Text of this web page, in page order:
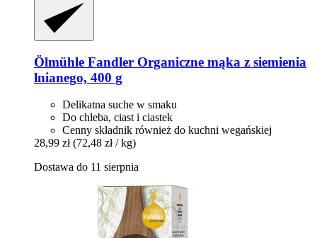
Ölmühle Fandler Organiczne mąka z siemienia
lnianego, 400 g
Delikatna suche w smaku
Do chleba, ciast i ciastek
Cenny składnik również do kuchni wegańskiej
28,99 zł (72,48 zł / kg)
Dostawa do 11 sierpnia